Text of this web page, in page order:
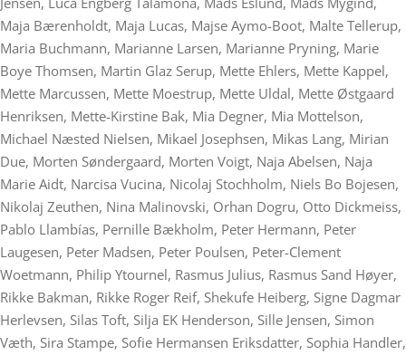
Maja Bærenholdt, Maja Lucas, Majse Aymo-Boot, Malte Tellerup,
Maria Buchmann, Marianne Larsen, Marianne Pryning, Marie
Boye Thomsen, Martin Glaz Serup, Mette Ehlers, Mette Kappel,
Mette Marcussen, Mette Moestrup, Mette Uldal, Mette Østgaard
Henriksen, Mette-Kirstine Bak, Mia Degner, Mia Mottelson,
Michael Næsted Nielsen, Mikael Josephsen, Mikas Lang, Mirian
Due, Morten Søndergaard, Morten Voigt, Naja Abelsen, Naja
Marie Aidt, Narcisa Vucina, Nicolaj Stochholm, Niels Bo Bojesen,
Nikolaj Zeuthen, Nina Malinovski, Orhan Dogru, Otto Dickmeiss,
Pablo Llambías, Pernille Bækholm, Peter Hermann, Peter
Laugesen, Peter Madsen, Peter Poulsen, Peter-Clement
Woetmann, Philip Ytournel, Rasmus Julius, Rasmus Sand Høyer,
Rikke Bakman, Rikke Roger Reif, Shekufe Heiberg, Signe Dagmar
Herlevsen, Silas Toft, Silja EK Henderson, Sille Jensen, Simon
Væth, Sira Stampe, Sofie Hermansen Eriksdatter, Sophia Handler,